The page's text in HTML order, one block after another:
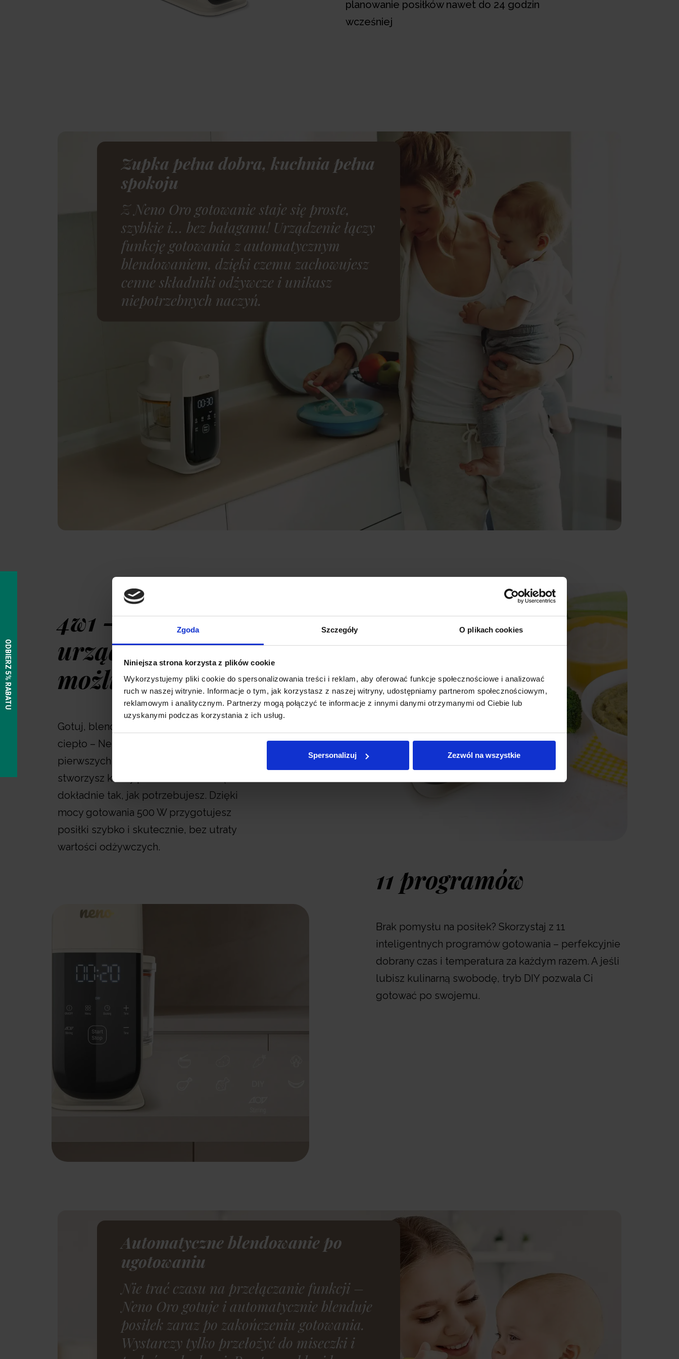
Zgoda Szczegóły O plikach cookies
Niniejsza strona korzysta z plików cookie
Wykorzystujemy pliki cookie do spersonalizowania treści i reklam, aby oferować funkcje społecznościowe i analizować
ruch w naszej witrynie. Informacje o tym, jak korzystasz z naszej witryny, udostępniamy partnerom społecznościowym,
reklamowym i analitycznym. Partnerzy mogą połączyć te informacje z innymi danymi otrzymanymi od Ciebie lub
uzyskanymi podczas korzystania z ich usług.
Spersonalizuj Zezwól na wszystkie
planowanie posiłków nawet do 24 godzin
wcześniej
Zupka pełna dobra, kuchnia pełna
spokoju
Z Neno Oro gotowanie staje się proste,
szybkie i… bez bałaganu! Urządzenie łączy
funkcję gotowania z automatycznym
blendowaniem, dzięki czemu zachowujesz
cenne składniki odżywcze i unikasz
niepotrzebnych naczyń.
4w1 – jedno
urządzenie, wiele
możliwoś
Gotuj, blenduj, rozdrabniaj i podtrzymuj
ciepło – Neno Oro robi to wszystko! Od
pierwszych zupek po delikatne purée –
stworzysz każdy posiłek z łatwością i
dokładnie tak, jak potrzebujesz. Dzięki
mocy gotowania 500 W przygotujesz
posiłki szybko i skutecznie, bez utraty
wartości odżywczych.
11 programów
Brak pomysłu na posiłek? Skorzystaj z 11
inteligentnych programów gotowania – perfekcyjnie
dobrany czas i temperatura za każdym razem. A jeśli
lubisz kulinarną swobodę, tryb DIY pozwala Ci
gotować po swojemu.
Automatyczne blendowanie po
ugotowaniu
Nie trać czasu na przełączanie funkcji –
Neno Oro gotuje i automatycznie blenduje
posiłek zaraz po zakończeniu gotowania.
Wystarczy tylko przełożyć do miseczki i